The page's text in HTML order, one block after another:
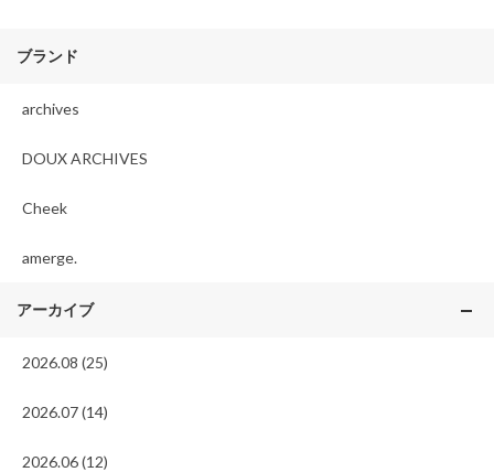
ブランド
archives
DOUX ARCHIVES
Cheek
amerge.
アーカイブ
2026.08 (25)
2026.07 (14)
2026.06 (12)